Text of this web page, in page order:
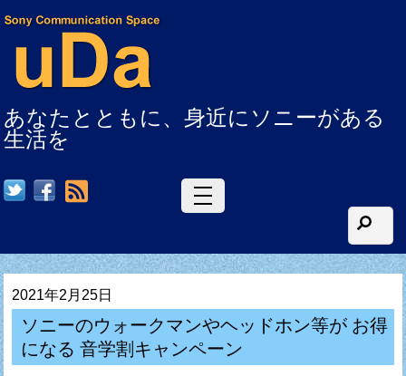
あなたとともに、身近にソニーがある
生活を
2021年2月25日
ソニーのウォークマンやヘッドホン等が お得
になる 音学割キャンペーン